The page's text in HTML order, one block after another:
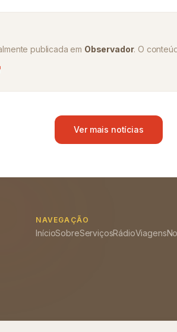
publicada em Observador. O
Ver mais notícias
NAVEGAÇÃO
InícioSobreServiçosRádioViagens